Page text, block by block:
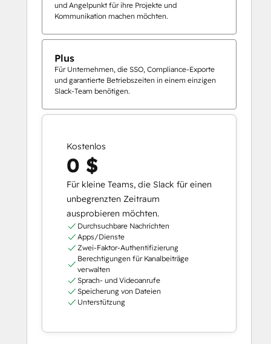
und Angelpunkt für ihre Projekte und
Kommunikation machen möchten.
Plus
Für Unternehmen, die SSO, Compliance-Exporte
und garantierte Betriebszeiten in einem einzigen
Slack-Team benötigen.
Kostenlos
0 $
Für kleine Teams, die Slack für einen
unbegrenzten Zeitraum
ausprobieren möchten.
Durchsuchbare Nachrichten
Apps/Dienste
Zwei-Faktor-Authentifizierung
Berechtigungen für Kanalbeiträge
verwalten
Sprach- und Videoanrufe
Speicherung von Dateien
Unterstützung